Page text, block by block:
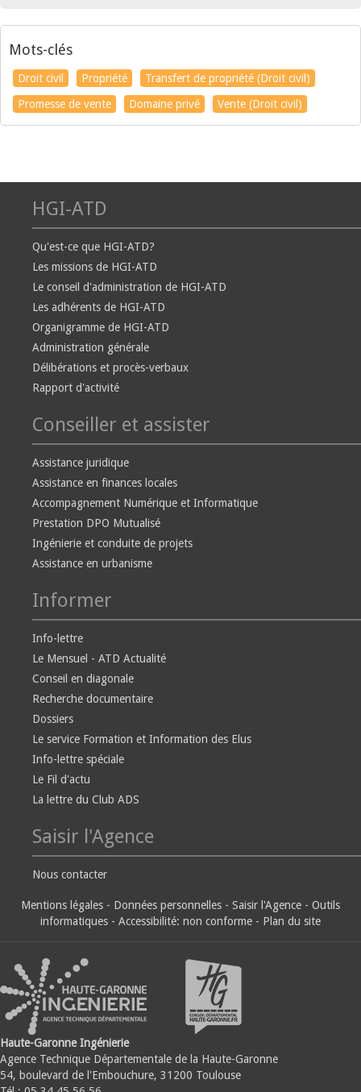
Mots-clés
Droit civil Propriété
Transfert de propriété (Droit civil)
Promesse de vente
Domaine privé Vente (Droit civil)
HGI-ATD
Qu'est-ce que HGI-ATD?
Les missions de HGI-ATD
Le conseil d'administration de HGI-ATD
Les adhérents de HGI-ATD
Organigramme de HGI-ATD
Administration générale
Délibérations et procès-verbaux
Rapport d'activité
Conseiller et assister
Assistance juridique
Assistance en finances locales
Accompagnement Numérique et Informatique
Prestation DPO Mutualisé
Ingénierie et conduite de projets
Assistance en urbanisme
Informer
Info-lettre
Le Mensuel - ATD Actualité
Conseil en diagonale
Recherche documentaire
Dossiers
Le service Formation et Information des Elus
Info-lettre spéciale
Le Fil d'actu
La lettre du Club ADS
Saisir l'Agence
Nous contacter
Mentions légales - Données personnelles - Saisir l'Agence - Outils
informatiques - Accessibilité: non conforme - Plan du site
Haute-Garonne Ingénierie
Agence Technique Départementale de la Haute-Garonne
54, boulevard de l'Embouchure, 31200 Toulouse